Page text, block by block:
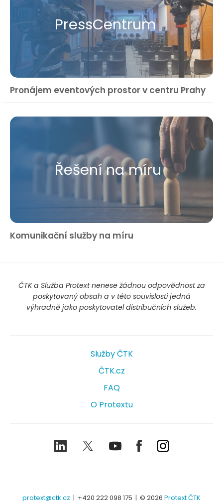
Press​Centrum
Pronájem eventových prostor v centru Prahy
Řešení na míru
Komunikační služby na míru
ČTK a Služba Protext nenese žádnou odpovědnost za
poskytovaný obsah a v této souvislosti jedná
výhradně jako poskytovatel distribučních služeb.
Služby ČTK
ČTK.cz
FAQ
O Protextu
LinkedIn TwitterYoutubeFacebookInstagram
protext@ctk.cz | +420 222 098 175 | © 2026 Protext ČTK